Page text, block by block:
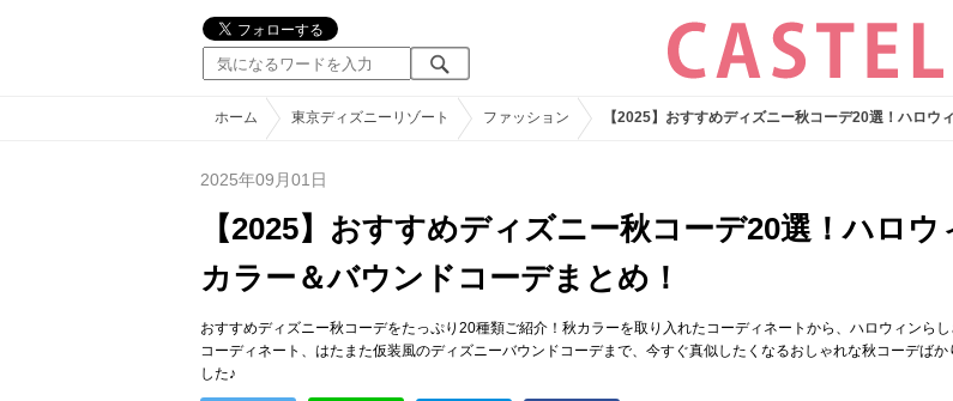
ホーム 東京ディズニーリゾート ファッション 【2025】おすすめディズニー秋コーデ20選！ハロウ
2025年09月01日
【2025】おすすめディズニー秋コーデ20選！ハロウ
カラー＆バウンドコーデまとめ！
おすすめディズニー秋コーデをたっぷり20種類ご紹介！秋カラーを取り入れたコーディネートから、ハロウィンら
コーディネート、はたまた仮装風のディズニーバウンドコーデまで、今すぐ真似したくなるおしゃれな秋コーデばか
した♪